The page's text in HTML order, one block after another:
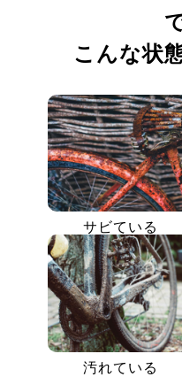
こんな状
サビている
汚れている